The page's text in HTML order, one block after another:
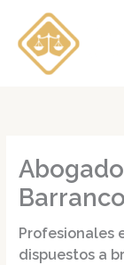
contenido
Barranco
Profesionales
dispuestos a